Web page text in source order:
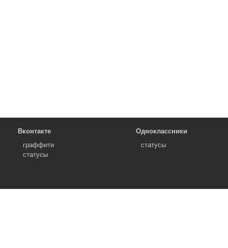
Вконтакте
граффити
статусы
Одноклассники
статусы